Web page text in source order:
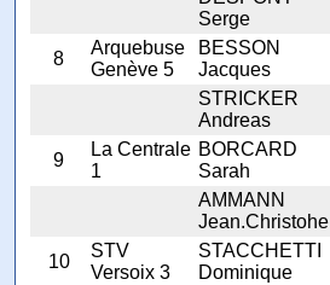
Serge
8
Arquebuse
Genève 5
BESSON
Jacques
STRICKER
Andreas
9
La Centrale
1
BORCARD
Sarah
AMMANN
Jean.Christohe
10
STV
Versoix 3
STACCHETTI
Dominique